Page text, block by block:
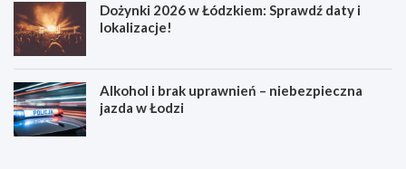
Dożynki 2026 w Łódzkiem: Sprawdź daty i
lokalizacje!
Alkohol i brak uprawnień – niebezpieczna
jazda w Łodzi
J
O